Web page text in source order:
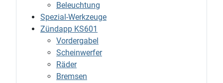
Beleuchtung
Spezial-Werkzeuge
Zündapp KS601
Vordergabel
Scheinwerfer
Räder
Bremsen